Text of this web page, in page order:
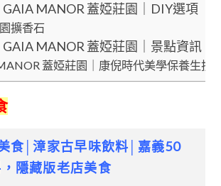
MANOR 蓋婭莊園｜DIY選項
擴香石
MANOR 蓋婭莊園｜景點資訊
蓋婭莊園｜康倪時代美學保養生技
食│漳家古早味飲料│嘉義50
隱藏版老店美食